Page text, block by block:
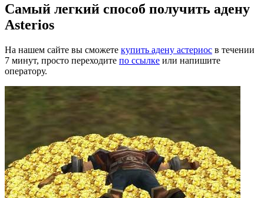
Самый легкий способ получить адену
Asterios
На нашем сайте вы сможете купить адену астериос в течении
7 минут, просто переходите по ссылке или напишите
оператору.